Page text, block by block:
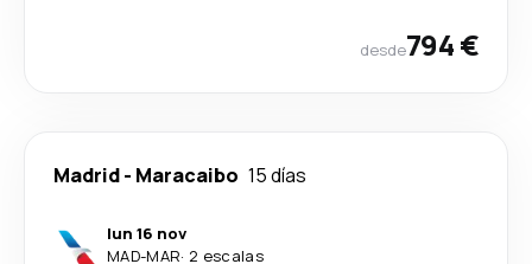
desde794 €
Madrid- Maracaibo 15 días
lun 16 nov
MAD-MAR· 2 escalas